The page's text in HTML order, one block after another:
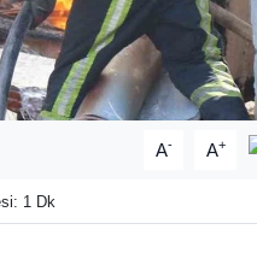
A- A+
1 Dk